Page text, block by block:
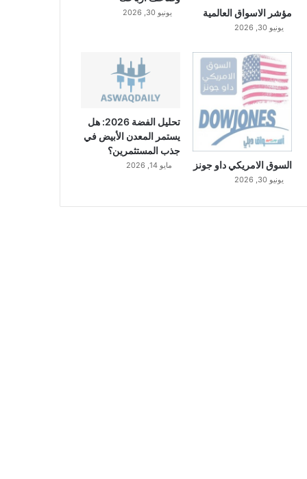
مؤشر الاسواق العالمية
يونيو 30, 2026
يونيو 30, 2026
السوق الامريكي داو جونز
يونيو 30, 2026
تحليل الفضة 2026: هل
يستمر المعدن الأبيض في
جذب المستثمرين؟
مايو 14, 2026